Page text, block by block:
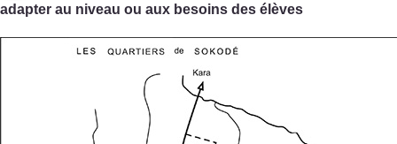
adapter au niveau ou aux besoins des élèves